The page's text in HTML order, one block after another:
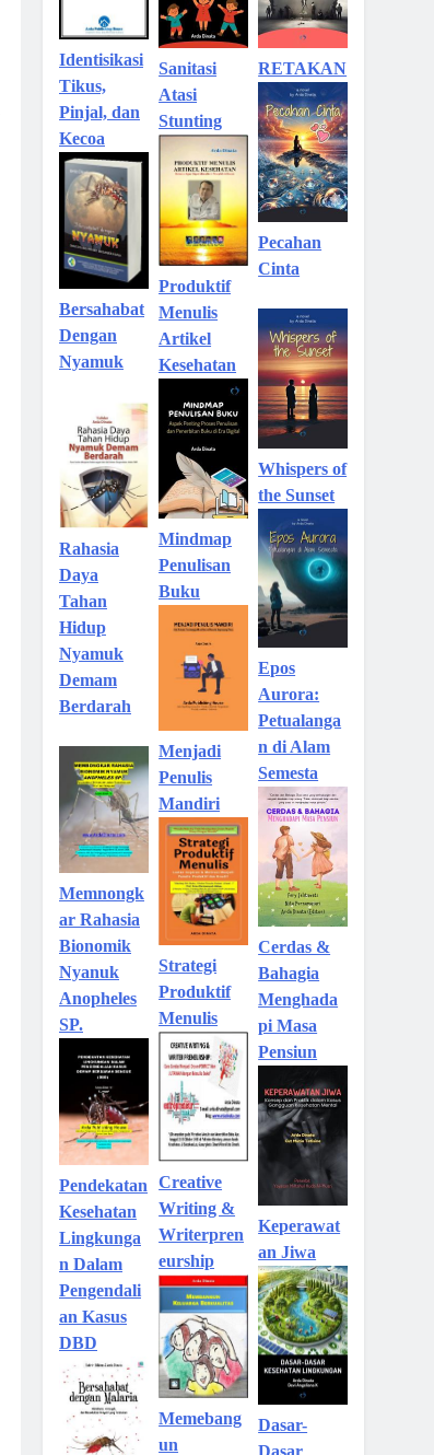
Identisikasi
Tikus,
Pinjal, dan
Kecoa
Bersahabat
Dengan
Nyamuk
Rahasia
Daya
Tahan
Hidup
Nyamuk
Demam
Berdarah
Memnongk
ar Rahasia
Bionomik
Nyanuk
Anopheles
SP.
Pendekatan
Kesehatan
Lingkunga
n Dalam
Pengendali
an Kasus
DBD
Sanitasi
Atasi
Stunting
Produktif
Menulis
Artikel
Kesehatan
Mindmap
Penulisan
Buku
Menjadi
Penulis
Mandiri
Strategi
Produktif
Menulis
Creative
Writing &
Writerpren
eurship
Memebang
un
RETAKAN
Pecahan
Cinta
Whispers of
the Sunset
Epos
Aurora:
Petualanga
n di Alam
Semesta
Cerdas &
Bahagia
Menghada
pi Masa
Pensiun
Keperawat
an Jiwa
Dasar-